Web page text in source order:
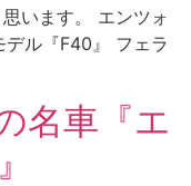
います。 エンツォ
ル『F40』 フェラ
名車『エ